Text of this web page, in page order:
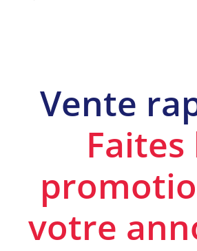
Vente
Faites
votre